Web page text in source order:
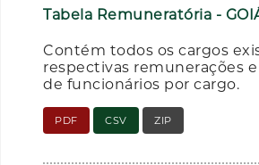
Tabela Remuneratória -
Contém todos os cargos
respectivas remunerações
de funcionários por cargo.
PDF CSV ZIP